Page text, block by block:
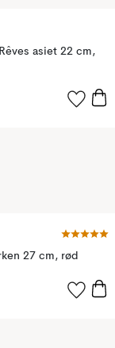
asiet 22 cm,
27 cm, rød